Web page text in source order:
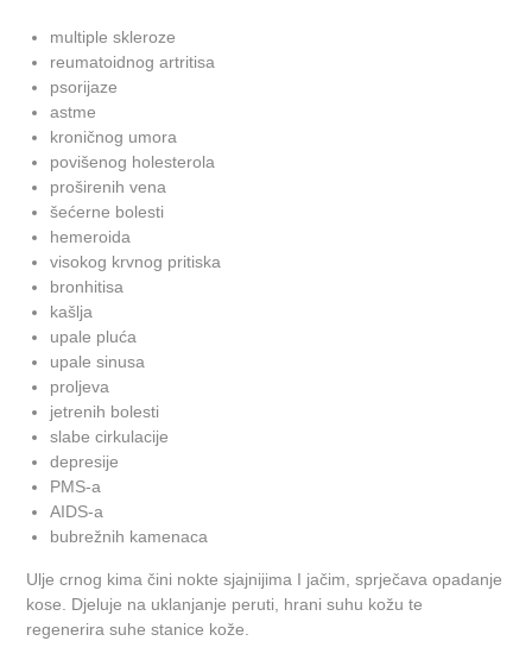
multiple skleroze
reumatoidnog artritisa
psorijaze
astme
kroničnog umora
povišenog holesterola
proširenih vena
šećerne bolesti
hemeroida
visokog krvnog pritiska
bronhitisa
kašlja
upale pluća
upale sinusa
proljeva
jetrenih bolesti
slabe cirkulacije
depresije
PMS-a
AIDS-a
bubrežnih kamenaca
Ulje crnog kima čini nokte sjajnijima I jačim, sprječava opadanje
kose. Djeluje na uklanjanje peruti, hrani suhu kožu te
regenerira suhe stanice kože.